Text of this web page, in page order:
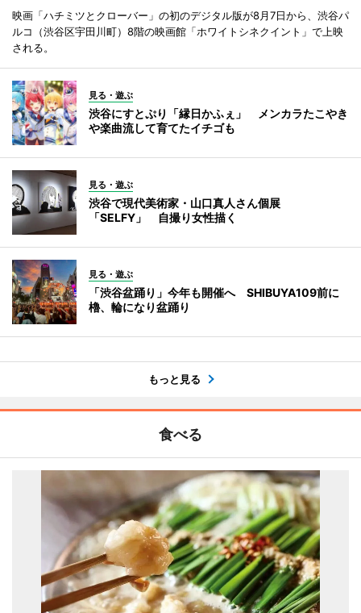
映画「ハチミツとクローバー」の初のデジタル版が8月7日から、渋谷パ
ルコ（渋谷区宇田川町）8階の映画館「ホワイトシネクイント」で上映
される。
見る・遊ぶ
渋谷にすとぷり「縁日かふぇ」 メンカラたこやき
や楽曲流して育てたイチゴも
見る・遊ぶ
渋谷で現代美術家・山口真人さん個展
「SELFY」 自撮り女性描く
見る・遊ぶ
「渋谷盆踊り」今年も開催へ SHIBUYA109前に
櫓、輪になり盆踊り
もっと見る
食べる